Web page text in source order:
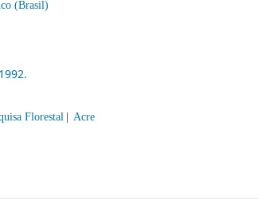
(Brasil)
1992.
Florestal Acre